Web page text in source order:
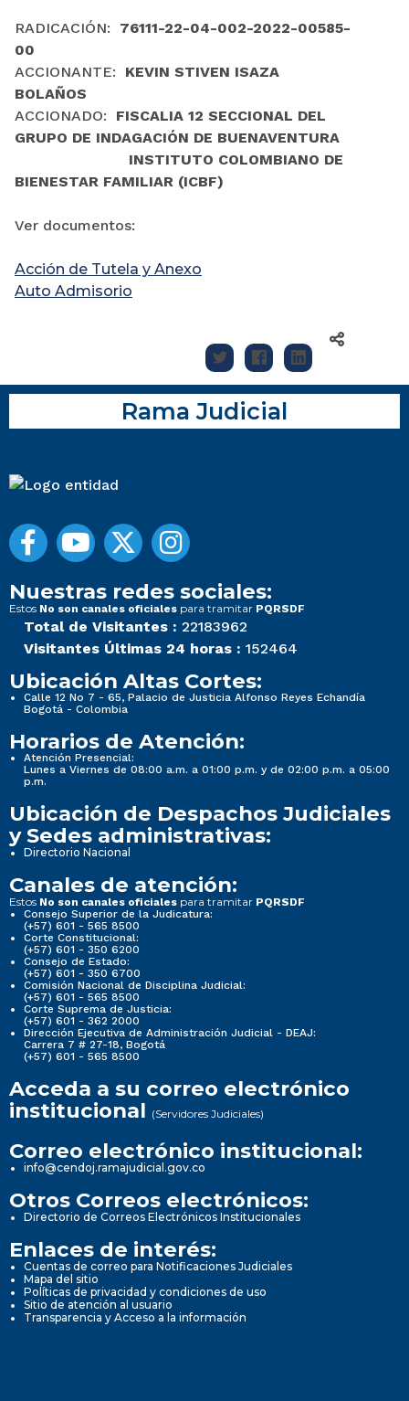
RADICACIÓN: 76111-22-04-002-2022-00585-
00
ACCIONANTE: KEVIN STIVEN ISAZA
BOLAÑOS
ACCIONADO: FISCALIA 12 SECCIONAL DEL
GRUPO DE INDAGACIÓN DE BUENAVENTURA
INSTITUTO COLOMBIANO DE
BIENESTAR FAMILIAR (ICBF)
Ver documentos:
Acción de Tutela y Anexo
Auto Admisorio
Rama Judicial
Nuestras redes sociales:
Estos No son canales oficiales para tramitar PQRSDF
Total de Visitantes : 22183962
Visitantes Últimas 24 horas : 152464
Ubicación Altas Cortes:
Calle 12 No 7 - 65, Palacio de Justicia Alfonso Reyes Echandía
Bogotá - Colombia
Horarios de Atención:
Atención Presencial:
Lunes a Viernes de 08:00 a.m. a 01:00 p.m. y de 02:00 p.m. a 05:00
p.m.
Ubicación de Despachos Judiciales
y Sedes administrativas:
Directorio Nacional
Canales de atención:
Estos No son canales oficiales para tramitar PQRSDF
Consejo Superior de la Judicatura:
(+57) 601 - 565 8500
Corte Constitucional:
(+57) 601 - 350 6200
Consejo de Estado:
(+57) 601 - 350 6700
Comisión Nacional de Disciplina Judicial:
(+57) 601 - 565 8500
Corte Suprema de Justicia:
(+57) 601 - 362 2000
Dirección Ejecutiva de Administración Judicial - DEAJ:
Carrera 7 # 27-18, Bogotá
(+57) 601 - 565 8500
Acceda a su correo electrónico
institucional (Servidores Judiciales)
Correo electrónico institucional:
info@cendoj.ramajudicial.gov.co
Otros Correos electrónicos:
Directorio de Correos Electrónicos Institucionales
Enlaces de interés:
Cuentas de correo para Notificaciones Judiciales
Mapa del sitio
Políticas de privacidad y condiciones de uso
Sitio de atención al usuario
Transparencia y Acceso a la información